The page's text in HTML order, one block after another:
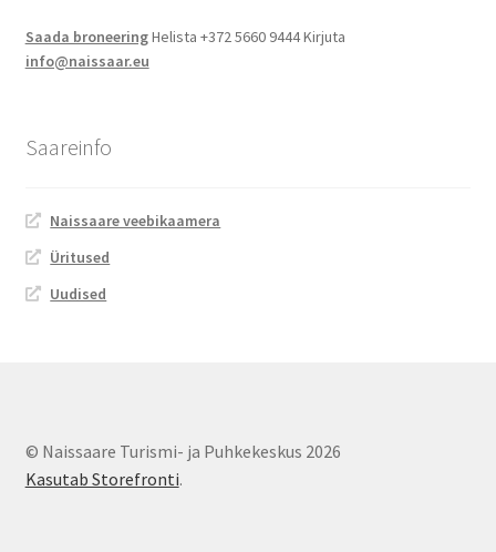
Naissaare sadama ajalugu
Saunad
Saun kaminaruumiga
Dresiinisõidud
Saada broneeringHelista +372 5660 9444 Kirjuta
info@naissaar.eu
Saareinfo
Naissaare veebikaamera
Üritused
Uudised
© Naissaare Turismi- ja Puhkekeskus 2026
Kasutab Storefronti.